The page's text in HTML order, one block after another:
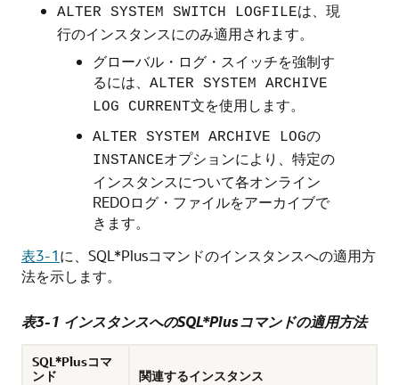
ALTER SYSTEM SWITCH LOGFILEは、現
行のインスタンスにのみ適用されます。
グローバル・ログ・スイッチを強制す
るには、 ALTER SYSTEM ARCHIVE
LOG CURRENT文を使用します。
ALTER SYSTEM ARCHIVE LOGの
INSTANCEオプションにより、特定の
インスタンスについて各オンライン
REDOログ・ファイルをアーカイブで
きます。
表3-1に、SQL*Plusコマンドのインスタンスへの適用方
法を示します。
表3-1 インスタンスへのSQL*Plusコマンドの適用方法
SQL*Plusコマ
ンド
関連するインスタンス